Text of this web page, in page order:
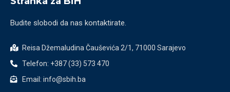
Budite slobodi da nas kontaktirate.
Reisa Džemaludina Čauševića 2/1, 71000 Sarajevo
Telefon: +387 (33) 573 470
Email: info@sbih.ba